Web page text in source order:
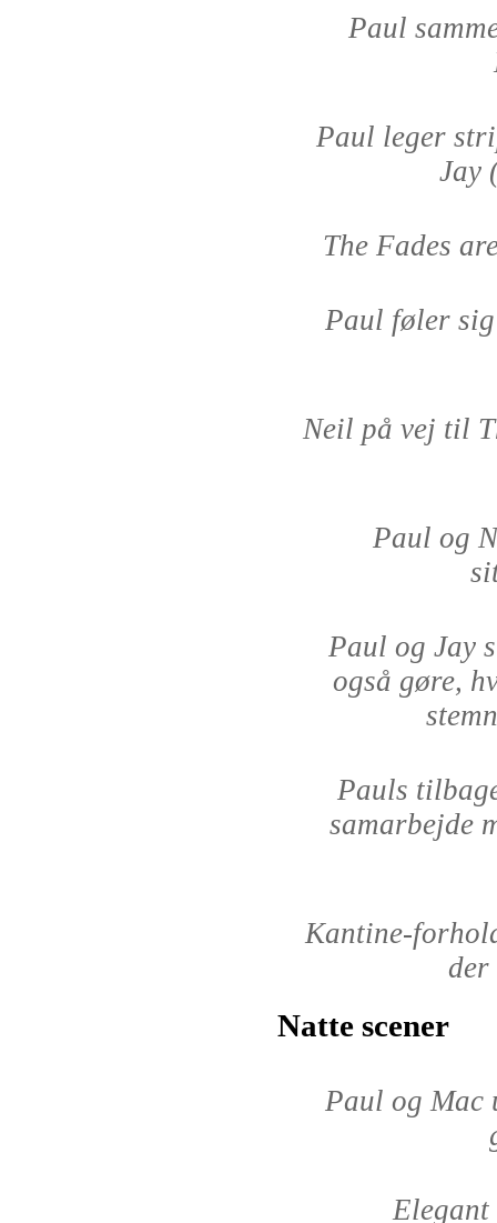
Paul
Paul leger
Jay
The Fades
Paul føler
Neil på vej til
Paul og
Paul og Jay
også gøre,
Pauls
samarbejde
Kantine-
der
Natte scener
Paul og Mac
Elegant